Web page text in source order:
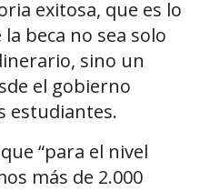
exitosa, que es lo
beca no sea solo
sino un
el gobierno
estudiantes.
“para el nivel
más de 2.000